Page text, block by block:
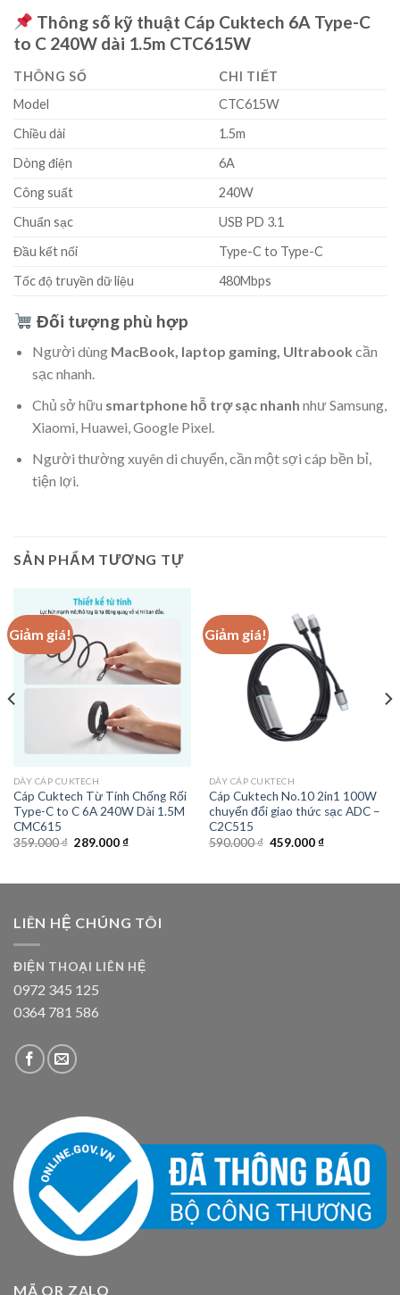
Thông số kỹ thuật Cáp Cuktech 6A Type-C
to C 240W dài 1.5m CTC615W
THÔNG SỐ
CHI TIẾT
Model
CTC615W
Chiều dài
1.5m
Dòng điện
6A
Công suất
240W
Chuẩn sạc
USB PD 3.1
Đầu kết nối
Type-C to Type-C
Tốc độ truyền dữ liệu
480Mbps
Đối tượng phù hợp
Người dùng MacBook, laptop gaming, Ultrabook cần
sạc nhanh.
Chủ sở hữu smartphone hỗ trợ sạc nhanh như Samsung,
Xiaomi, Huawei, Google Pixel.
Người thường xuyên di chuyển, cần một sợi cáp bền bỉ,
tiện lợi.
SẢN PHẨM TƯƠNG TỰ
Giảm giá!
DÂY CÁP CUKTECH
Cáp Cuktech Từ Tính Chống Rối
Type-C to C 6A 240W Dài 1.5M
CMC615
359.000₫ Giá
289.000₫Giá
289.000 ₫.
Giảm giá!
DÂY CÁP CUKTECH
Cáp Cuktech No.10 2in1 100W
chuyển đổi giao thức sạc ADC –
C2C515
590.000₫ Giá
459.000₫Giá
459.000 ₫.
LIÊN HỆ CHÚNG TÔI
ĐIỆN THOẠI LIÊN HỆ
0972 345 125
0364 781 586
MÃ QR ZALO